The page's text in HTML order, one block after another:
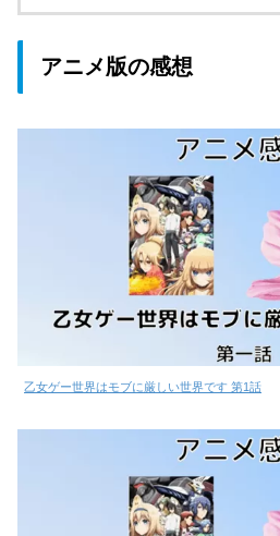
アニメ版の感想
乙女ゲー世界はモブに厳しい世界です 第1話